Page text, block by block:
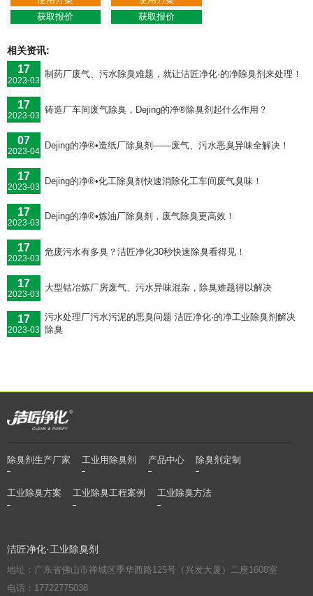
获取报价
获取报价
相关资讯:
17
2023-03
制药厂废气、污水除臭难题，就让洁匠净化·的净除臭剂来处理！
17
2023-03
铸造厂车间废气除臭，Dejing的净®除臭剂起什么作用？
07
2023-04
Dejing的净®•造纸厂除臭剂——废气、污水恶臭异味全解决！
17
2023-03
Dejing的净®•化工除臭剂快速消除化工车间废气臭味！
17
2023-03
Dejing的净®•炼油厂除臭剂，废气除臭更高效！
17
2023-03
危废污水有多臭？洁匠净化30秒快速除臭看得见！
17
2023-03
大型钴冶炼厂房废气、污水异味混杂，除臭难题得以解决
17
2023-03
污水处理厂污水污泥的恶臭问题 洁匠净化·的净工业除臭剂解决
除臭
除臭剂生产厂家 工业用除臭剂 产品中心 除臭剂定制
工业除臭方案 工业除臭工程案例 工业除臭方法
洁匠净化·工业除臭剂
地址：广东省佛山市禅城区季华西路125号（兴发大厦）二座1608室
电话：17722775038